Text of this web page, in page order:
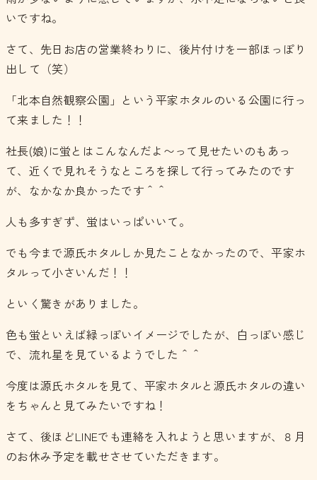
いですね。
さて、先日お店の営業終わりに、後片付けを一部ほっぽり
出して（笑）
「北本自然観察公園」という平家ホタルのいる公園に行っ
て来ました！！
社長(娘)に蛍とはこんなんだよ〜って見せたいのもあっ
て、近くで見れそうなところを探して行ってみたのです
が、なかなか良かったです＾＾
人も多すぎず、蛍はいっぱいいて。
でも今まで源氏ホタルしか見たことなかったので、平家ホ
タルって小さいんだ！！
といく驚きがありました。
色も蛍といえば緑っぽいイメージでしたが、白っぽい感じ
で、流れ星を見ているようでした＾＾
今度は源氏ホタルを見て、平家ホタルと源氏ホタルの違い
をちゃんと見てみたいですね！
さて、後ほどLINEでも連絡を入れようと思いますが、８月
のお休み予定を載せさせていただきます。